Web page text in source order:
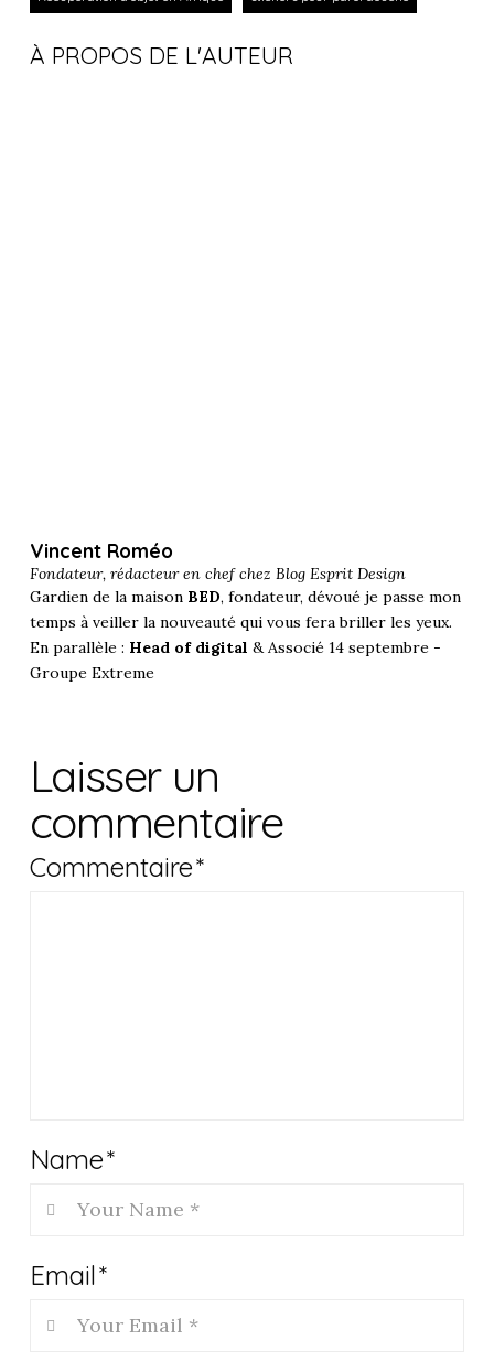
À PROPOS DE L'AUTEUR
Vincent Roméo
Fondateur, rédacteur en chef chez Blog Esprit Design
Gardien de la maison BED, fondateur, dévoué je passe mon
temps à veiller la nouveauté qui vous fera briller les yeux.
En parallèle : Head of digital & Associé 14 septembre -
Groupe Extreme
Laisser un
commentaire
Commentaire*
Name*
Email*